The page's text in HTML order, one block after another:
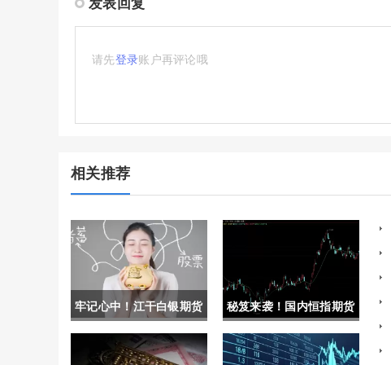
请先登录账户再评论哦
相关推荐
牢记心中！江干白银期货
开户流程（帮助投资者了
秘笈来袭！国内恒指期货
开户条件（提高自身的交